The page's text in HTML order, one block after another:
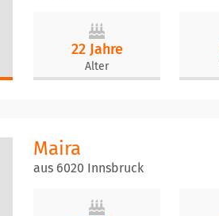
22 Jahre
Alter
Maira
aus 6020 Innsbruck